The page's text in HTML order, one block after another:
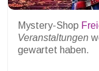
Mystery-Shop
Veranstaltungen
gewartet haben.